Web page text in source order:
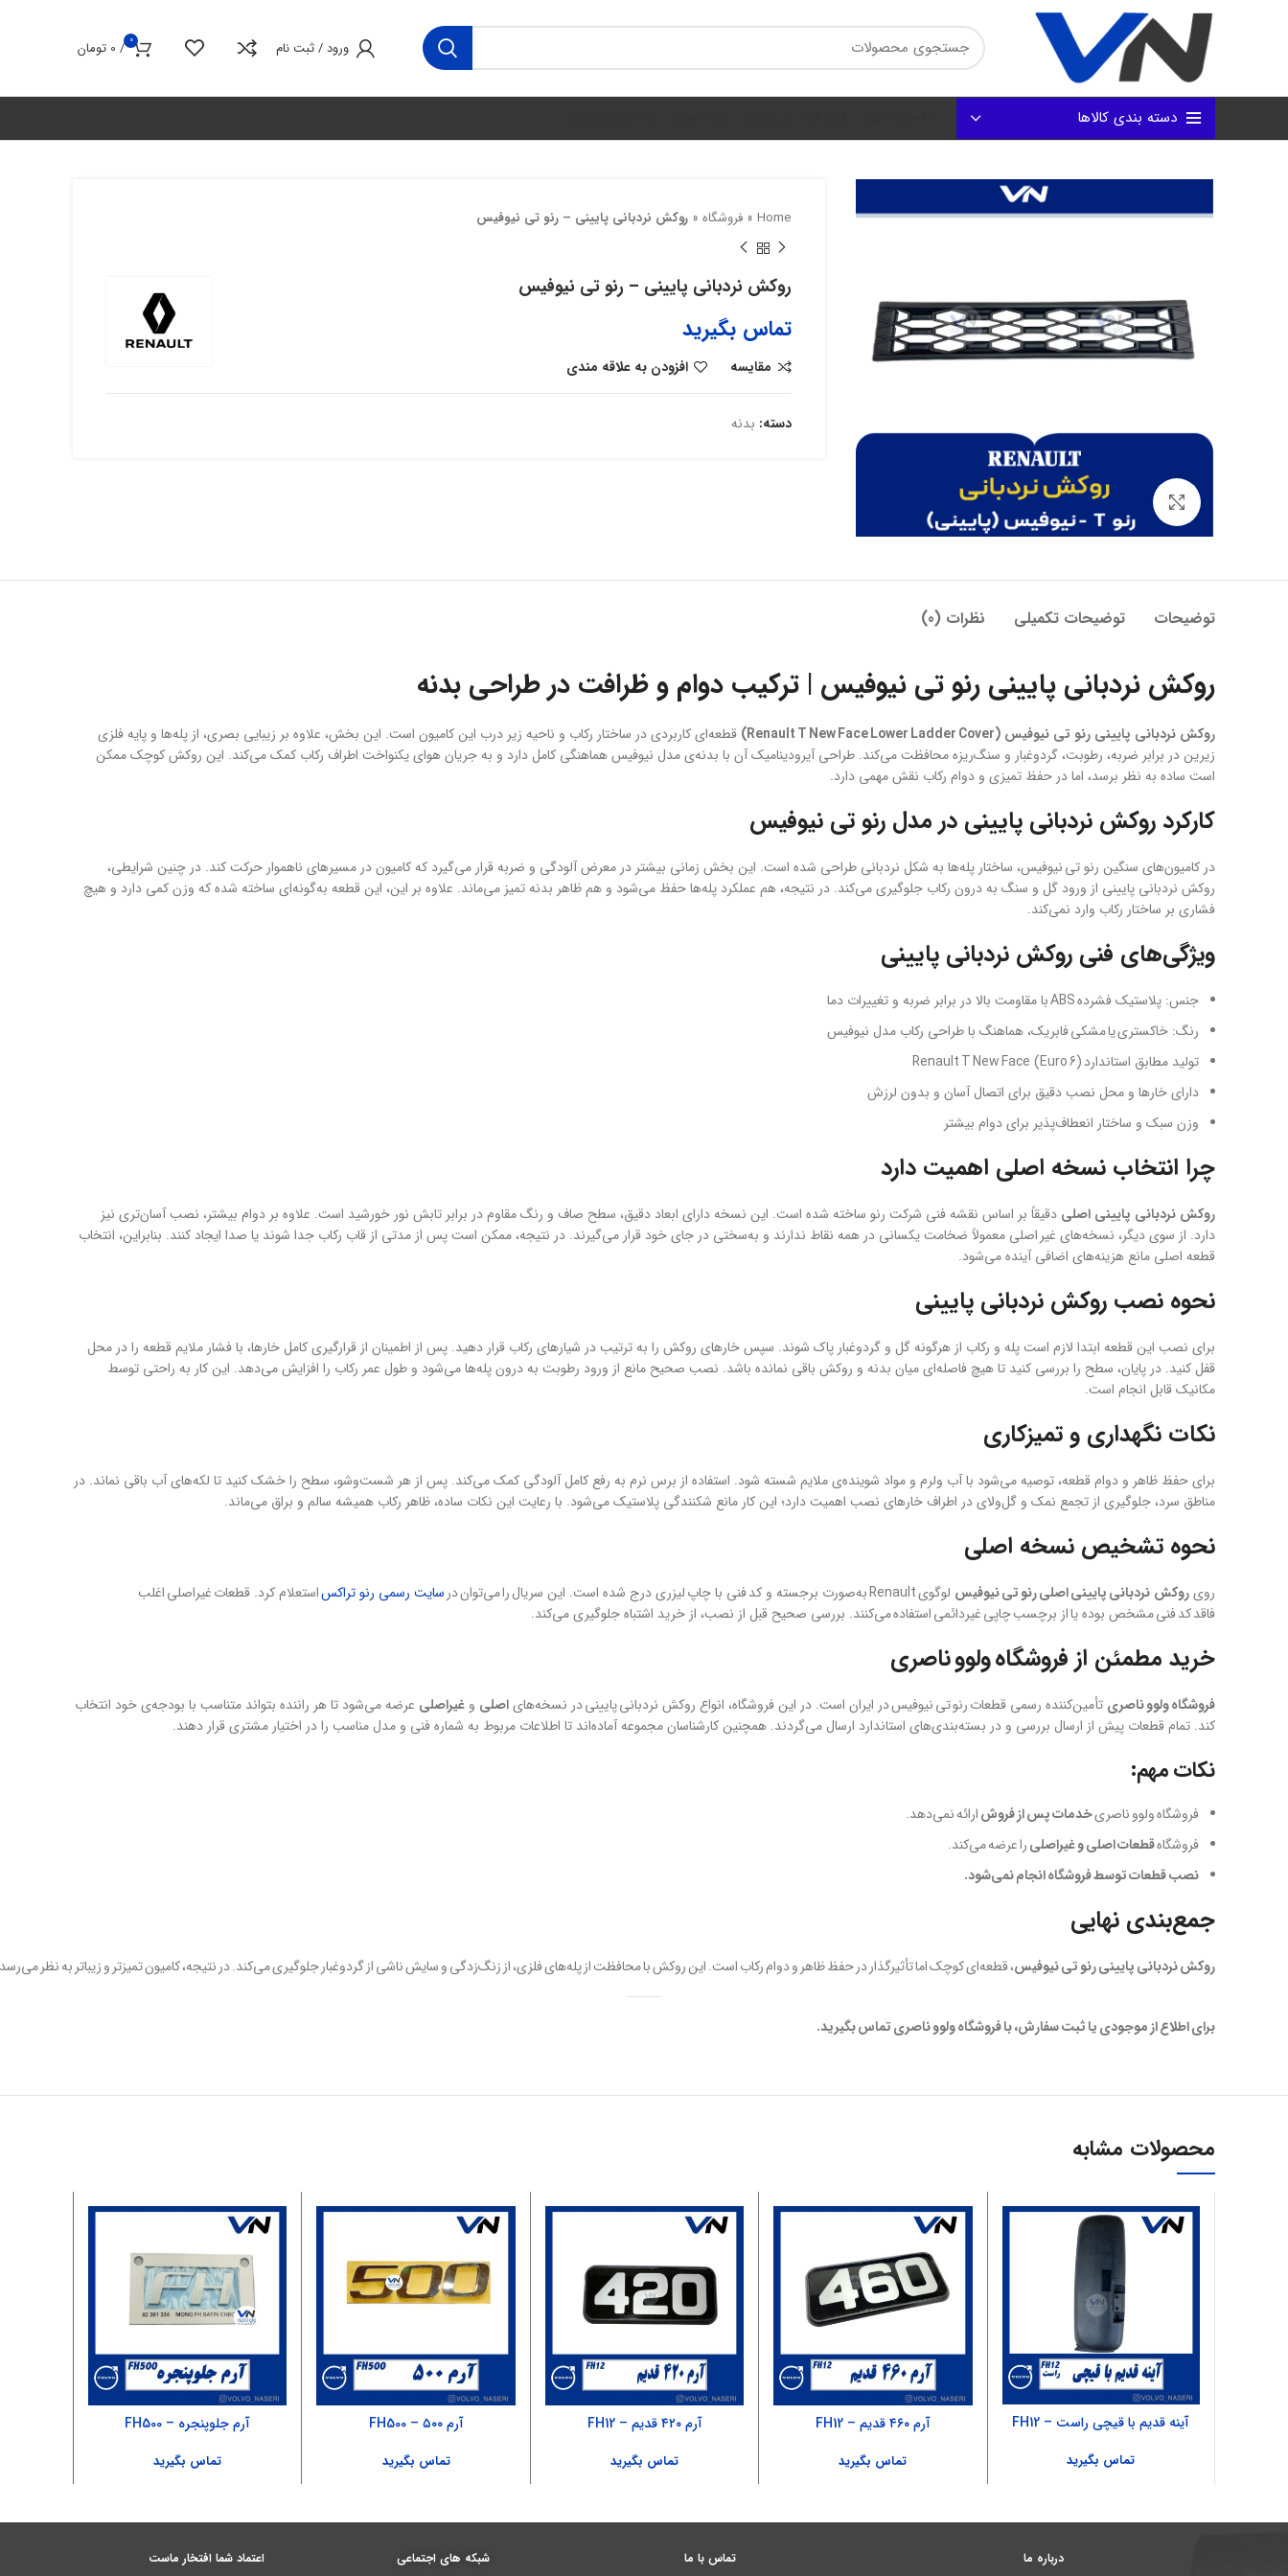
ورود / ثبت نام 0
/
0 تومان
دسته بندی کالاها
بزرگنمایی تصویر
Home
»فروشگاه »روکش نردبانی پایینی – رنو تی نیوفیس
روکش نردبانی پایینی – رنو تی نیوفیس
تماس بگیرید
مقایسه افزودن به علاقه مندی
دسته: بدنه
توضیحات توضیحات تکمیلی نظرات (0)
روکش نردبانی پایینی رنو تی نیوفیس | ترکیب دوام و ظرافت در طراحی بدنه
روکش نردبانی پایینی رنو تی نیوفیس (Renault T New Face Lower Ladder Cover)
قطعه‌ای کاربردی در ساختار رکاب و ناحیه زیر درب این کامیون است. این بخش، علاوه بر زیبایی بصری، از پله‌ها و پایه فلزی
زیرین در برابر ضربه، رطوبت، گردوغبار و سنگ‌ریزه محافظت می‌کند. طراحی آیرودینامیک آن با بدنه‌ی مدل نیوفیس هماهنگی کامل دارد و به جریان هوای یکنواخت اطراف رکاب کمک می‌کند. این روکش کوچک ممکن
است ساده به نظر برسد، اما در حفظ تمیزی و دوام رکاب نقش مهمی دارد.
کارکرد روکش نردبانی پایینی در مدل رنو تی نیوفیس
در کامیون‌های سنگین رنو تی نیوفیس، ساختار پله‌ها به شکل نردبانی طراحی شده است. این بخش زمانی بیشتر در معرض آلودگی و ضربه قرار می‌گیرد که کامیون در مسیرهای ناهموار حرکت کند. در چنین شرایطی،
روکش نردبانی پایینی از ورود گل و سنگ به درون رکاب جلوگیری می‌کند. در نتیجه، هم عملکرد پله‌ها حفظ می‌شود و هم ظاهر بدنه تمیز می‌ماند. علاوه بر این، این قطعه به‌گونه‌ای ساخته شده که وزن کمی دارد و هیچ
فشاری بر ساختار رکاب وارد نمی‌کند.
ویژگی‌های فنی روکش نردبانی پایینی
جنس: پلاستیک فشرده ABS با مقاومت بالا در برابر ضربه و تغییرات دما
رنگ: خاکستری یا مشکی فابریک، هماهنگ با طراحی رکاب مدل نیوفیس
تولید مطابق استاندارد Renault T New Face (Euro 6)
دارای خارها و محل نصب دقیق برای اتصال آسان و بدون لرزش
وزن سبک و ساختار انعطاف‌پذیر برای دوام بیشتر
چرا انتخاب نسخه اصلی اهمیت دارد
روکش نردبانی پایینی اصلی دقیقاً بر اساس نقشه‌ فنی شرکت رنو ساخته شده است. این نسخه دارای ابعاد دقیق، سطح صاف و رنگ مقاوم در برابر تابش نور خورشید است. علاوه بر دوام بیشتر، نصب آسان‌تری نیز
دارد. از سوی دیگر، نسخه‌های غیر اصلی معمولاً ضخامت یکسانی در همه نقاط ندارند و به‌سختی در جای خود قرار می‌گیرند. در نتیجه، ممکن است پس از مدتی از قاب رکاب جدا شوند یا صدا ایجاد کنند. بنابراین، انتخاب
قطعه اصلی مانع هزینه‌های اضافی آینده می‌شود.
نحوه نصب روکش نردبانی پایینی
برای نصب این قطعه ابتدا لازم است پله و رکاب از هرگونه گل و گردوغبار پاک شوند. سپس خارهای روکش را به ترتیب در شیارهای رکاب قرار دهید. پس از اطمینان از قرارگیری کامل خارها، با فشار ملایم قطعه را در محل
قفل کنید. در پایان، سطح را بررسی کنید تا هیچ فاصله‌ای میان بدنه و روکش باقی نمانده باشد. نصب صحیح مانع از ورود رطوبت به درون پله‌ها می‌شود و طول عمر رکاب را افزایش می‌دهد. این کار به راحتی توسط
مکانیک قابل انجام است.
نکات نگهداری و تمیزکاری
برای حفظ ظاهر و دوام قطعه، توصیه می‌شود با آب ولرم و مواد شوینده‌ی ملایم شسته شود. استفاده از برس نرم به رفع کامل آلودگی کمک می‌کند. پس از هر شست‌وشو، سطح را خشک کنید تا لکه‌های آب باقی نماند. در
مناطق سرد، جلوگیری از تجمع نمک و گل‌ولای در اطراف خارهای نصب اهمیت دارد؛ این کار مانع شکنندگی پلاستیک می‌شود. با رعایت این نکات ساده، ظاهر رکاب همیشه سالم و براق می‌ماند.
نحوه تشخیص نسخه اصلی
رویروکش نردبانی پایینی اصلی رنو تی نیوفیس لوگوی Renault به‌صورت برجسته و کد فنی با چاپ لیزری درج شده است. این سریال را می‌توان در سایت رسمی رنو تراکساستعلام کرد. قطعات غیراصلی اغلب
فاقد کد فنی مشخص بوده یا از برچسب چاپی غیردائمی استفاده می‌کنند. بررسی صحیح قبل از نصب، از خرید اشتباه جلوگیری می‌کند.
خرید مطمئن از فروشگاه ولوو ناصری
فروشگاه ولوو ناصری تأمین‌کننده رسمی قطعات رنو تی نیوفیس در ایران است. در این فروشگاه، انواع روکش نردبانی پایینی در نسخه‌هایاصلی و غیراصلی عرضه می‌شود تا هر راننده بتواند متناسب با بودجه‌ی خود انتخاب
کند. تمام قطعات پیش از ارسال بررسی و در بسته‌بندی‌های استاندارد ارسال می‌گردند. همچنین کارشناسان مجموعه آماده‌اند تا اطلاعات مربوط به شماره فنی و مدل مناسب را در اختیار مشتری قرار دهند.
نکات مهم:
فروشگاه ولوو ناصریخدمات پس از فروشارائه نمی‌دهد.
فروشگاهقطعات اصلی و غیراصلیرا عرضه می‌کند.
نصب قطعات توسط فروشگاه انجام نمی‌شود.
جمع‌بندی نهایی
روکش نردبانی پایینی رنو تی نیوفیس، قطعه‌ای کوچک اما تأثیرگذار در حفظ ظاهر و دوام رکاب است. این روکش با محافظت از پله‌های فلزی، از زنگ‌زدگی و سایش ناشی از گردوغبار جلوگیری می‌کند. در نتیجه، کامیون تمیزتر و زیباتر به نظر
برای اطلاع از موجودی یا ثبت سفارش، با فروشگاه ولوو ناصری تماس بگیرید.
محصولات مشابه
آینه قدیم با قیچی راست – FH12
تماس بگیرید
آرم ۴۶۰ قدیم – FH12
تماس بگیرید
آرم ۴۲۰ قدیم – FH12
تماس بگیرید
آرم ۵۰۰ – FH500
تماس بگیرید
آرم جلوپنجره – FH500
تماس بگیرید
درباره ما تماس با ما شبکه های اجتماعی اعتماد شما افتخار ماست